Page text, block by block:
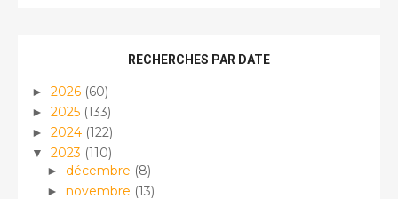
RECHERCHES PAR DATE
► 2026 (60)
► 2025 (133)
► 2024 (122)
▼ 2023 (110)
► décembre (8)
► novembre (13)